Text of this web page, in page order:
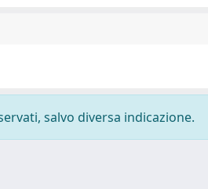
salvo diversa indicazione.